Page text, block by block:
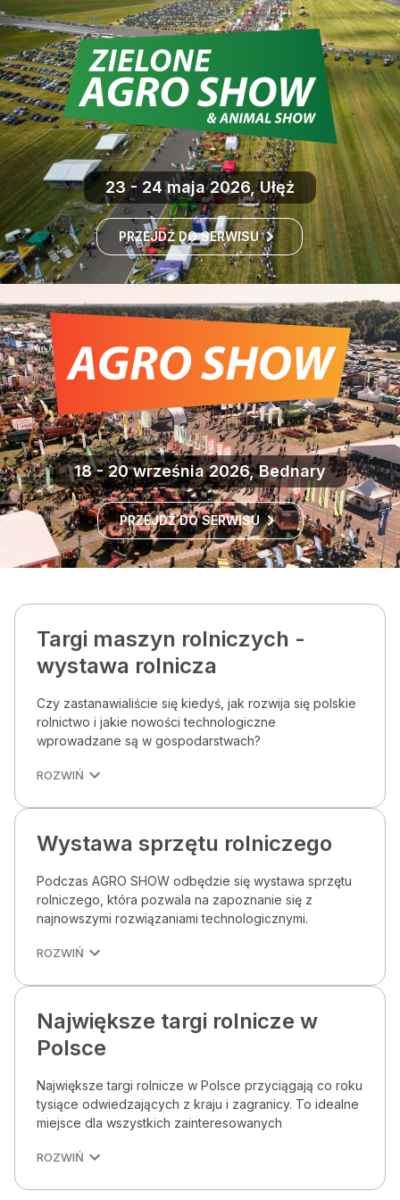
23 - 24 maja 2026, Ułęż
PRZEJDŹ DO SERWISU
18 - 20 września 2026, Bednary
PRZEJDŹ DO SERWISU
Targi maszyn rolniczych -
wystawa rolnicza
Czy zastanawialiście się kiedyś, jak rozwija się polskie
rolnictwo i jakie nowości technologiczne
wprowadzane są w gospodarstwach?
ROZWIŃ
Wystawa sprzętu rolniczego
Podczas AGRO SHOW odbędzie się wystawa sprzętu
rolniczego, która pozwala na zapoznanie się z
najnowszymi rozwiązaniami technologicznymi.
ROZWIŃ
Największe targi rolnicze w
Polsce
Największe targi rolnicze w Polsce przyciągają co roku
tysiące odwiedzających z kraju i zagranicy. To idealne
miejsce dla wszystkich zainteresowanych
ROZWIŃ